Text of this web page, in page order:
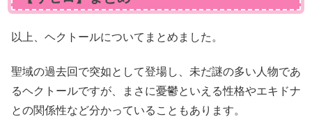
以上、ヘクトールについてまとめました。
聖域の過去回で突如として登場し、未だ謎の多い人物であ
るヘクトールですが、まさに憂鬱といえる性格やエキドナ
との関係性など分かっていることもあります。